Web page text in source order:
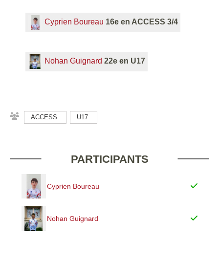
Cyprien Boureau 16e en ACCESS 3/4
Nohan Guignard 22e en U17
ACCESS U17
PARTICIPANTS
Cyprien Boureau
Nohan Guignard